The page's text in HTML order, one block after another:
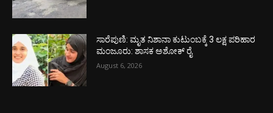
ಸಾರೆಪುಣಿ: ಮೃತ ನಿಶಾನಾ ಕುಟುಂಬಕ್ಕೆ 3 ಲಕ್ಷ ಪರಿಹಾರ
ಮಂಜೂರು: ಶಾಸಕ ಅಶೋಕ್ ರೈ
August 6, 2026